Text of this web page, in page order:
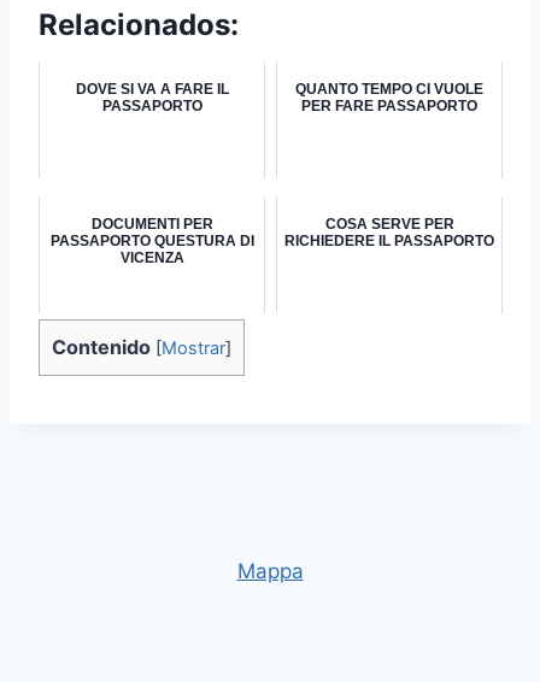
Relacionados:
DOVE SI VA A FARE IL
PASSAPORTO
QUANTO TEMPO CI VUOLE
PER FARE PASSAPORTO
DOCUMENTI PER
PASSAPORTO QUESTURA DI
VICENZA
COSA SERVE PER
RICHIEDERE IL PASSAPORTO
Contenido [Mostrar]
Mappa